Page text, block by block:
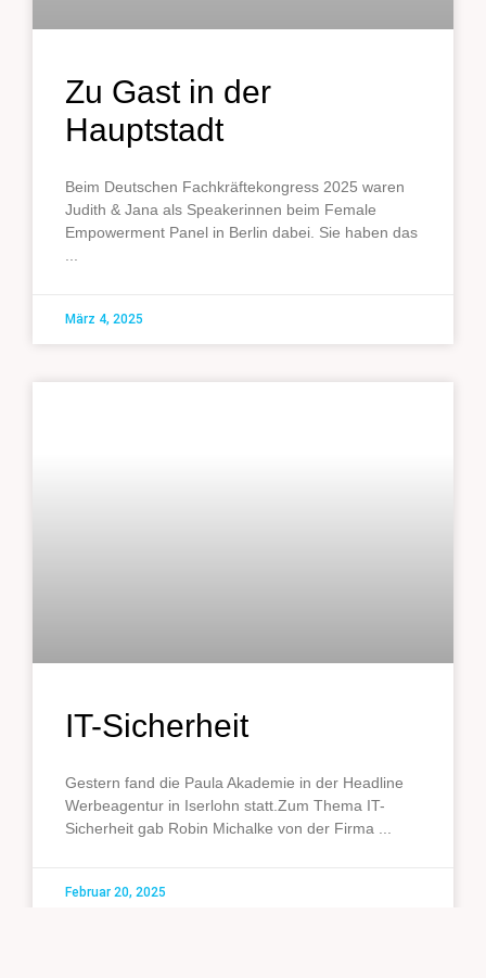
Zu Gast in der
Hauptstadt
Beim Deutschen Fachkräftekongress 2025 waren
Judith & Jana als Speakerinnen beim Female
Empowerment Panel in Berlin dabei. Sie haben das
März 4, 2025
IT-Sicherheit
Gestern fand die Paula Akademie in der Headline
Werbeagentur in Iserlohn statt.Zum Thema IT-
Sicherheit gab Robin Michalke von der Firma
Februar 20, 2025